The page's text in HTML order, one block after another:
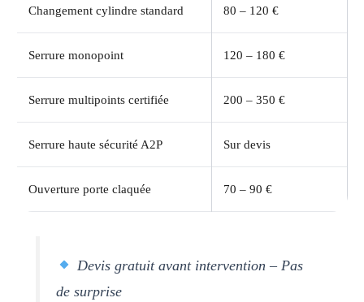
Changement cylindre standard 80 – 120 €
Serrure monopoint 120 – 180 €
Serrure multipoints certifiée 200 – 350 €
Serrure haute sécurité A2P Sur devis
Ouverture porte claquée 70 – 90 €
Devis gratuit avant intervention – Pas
de surprise